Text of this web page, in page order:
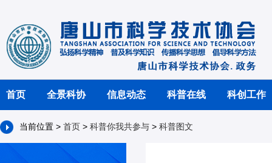
首页 全景科协 信息动态 科普在线 科创工作
当前位置 > 首页 > 科普你我共参与 > 科普图文